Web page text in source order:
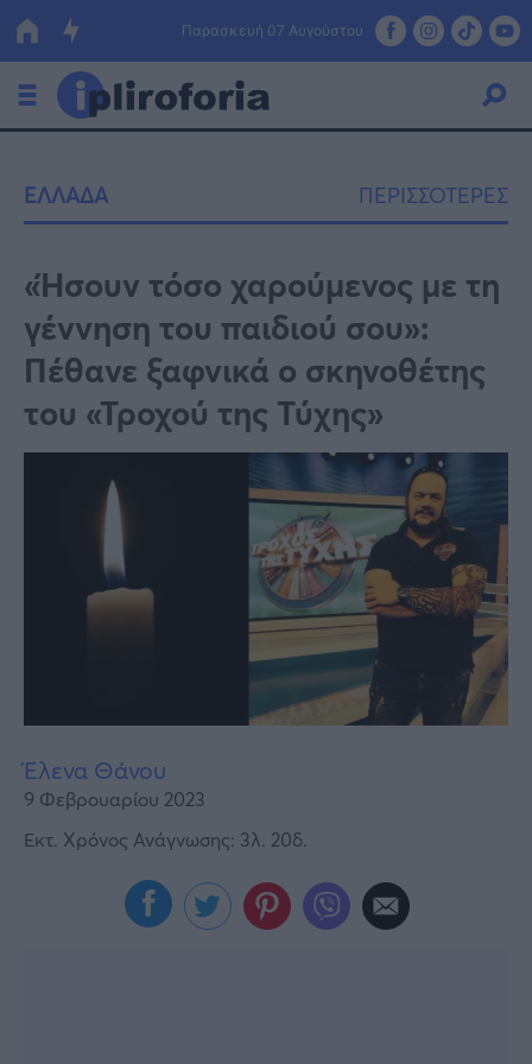
Παρασκευή 07 Αυγούστου
Οικονομία
Πολιτική
Τράπεζες
Επιδοτήσεις
Κόσμος
Lifestyle
Αθλητικά
Γυναίκα
ΕΛΛΑΔΑ ΠΕΡΙΣΣΟΤΕΡΕΣ
«Ήσουν τόσο χαρούμενος με τη
γέννηση του παιδιού σου»:
Πέθανε ξαφνικά ο σκηνοθέτης
του «Τροχού της Τύχης»
Έλενα Θάνου
9 Φεβρουαρίου 2023
Εκτ. Χρόνος Ανάγνωσης: 3λ. 20δ.